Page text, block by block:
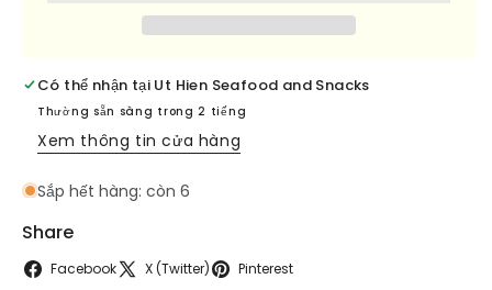
Day
450g
Có thể nhận tại Ut Hien Seafood and Snacks
Thường sẵn sàng trong 2 tiếng
Xem thông tin cửa hàng
Sắp hết hàng: còn 6
Share
Facebook X (Twitter) Pinterest